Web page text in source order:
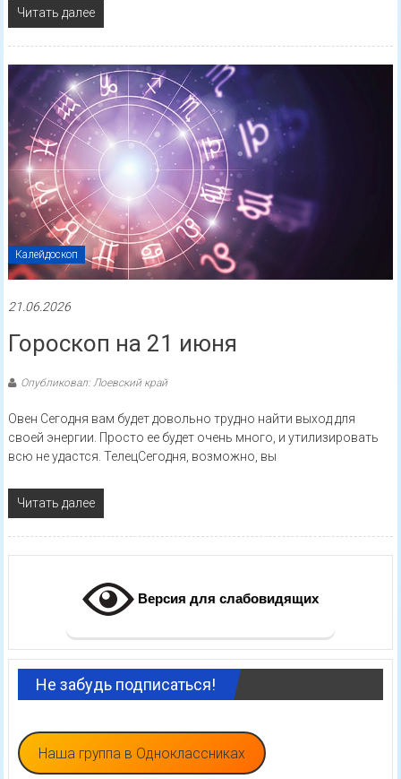
Читать далее
Калейдоскоп
21.06.2026
Гороскоп на 21 июня
Опубликовал: Лоевский край
Овен Сегодня вам будет довольно трудно найти выход для
своей энергии. Просто ее будет очень много, и утилизировать
всю не удастся. ТелецСегодня, возможно, вы
Читать далее
Версия для слабовидящих
Не забудь подписаться!
Наша группа в Одноклассниках